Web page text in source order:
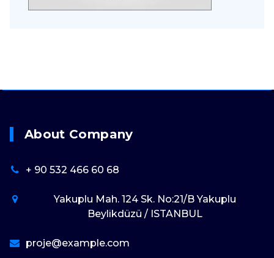
About Company
+ 90 532 466 60 68
Yakuplu Mah. 124 Sk. No:21/B Yakuplu
Beylikdüzü / ISTANBUL
proje@example.com